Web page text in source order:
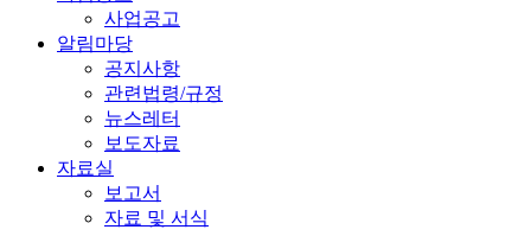
사업공고
알림마당
공지사항
관련법령/규정
뉴스레터
보도자료
자료실
보고서
자료 및 서식